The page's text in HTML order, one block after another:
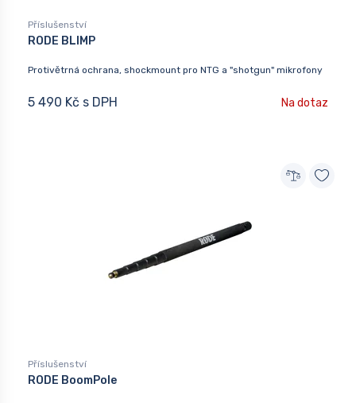
Příslušenství
RODE BLIMP
Protivětrná ochrana, shockmount pro NTG a "shotgun" mikrofony
5 490 Kč s DPH Na dotaz
Příslušenství
RODE BoomPole